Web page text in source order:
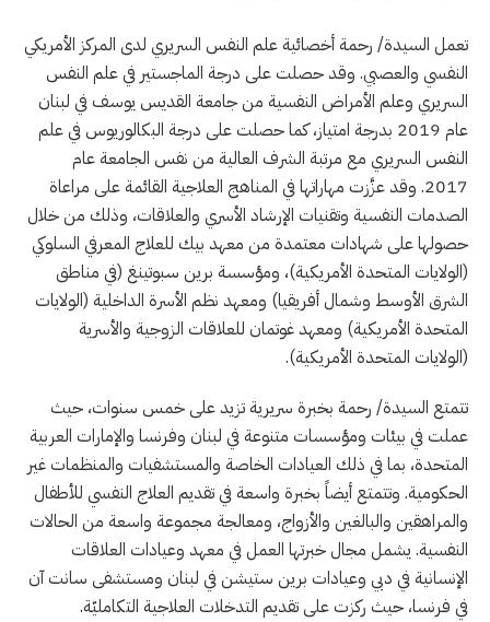
تعمل السيدة/ رحمة أخصائية علم النفس السريري لدى المركز الأمريكي
النفسي والعصبي. وقد حصلت على درجة الماجستير في علم النفس
السريري وعلم الأمراض النفسية من جامعة القديس يوسف في لبنان
عام 2019 بدرجة امتياز، كما حصلت على درجة البكالوريوس في علم
النفس السريري مع مرتبة الشرف العالية من نفس الجامعة عام
2017. وقد عزَّزت مهاراتها في المناهج العلاجية القائمة على مراعاة
الصدمات النفسية وتقنيات الإرشاد الأسري والعلاقات، وذلك من خلال
حصولها على شهادات معتمدة من معهد بيك للعلاج المعرفي السلوكي
(الولايات المتحدة الأمريكية)، ومؤسسة برين سبوتينغ (في مناطق
الشرق الأوسط وشمال أفريقيا) ومعهد نظم الأسرة الداخلية (الولايات
المتحدة الأمريكية) ومعهد غوتمان للعلاقات الزوجية والأسرية
(الولايات المتحدة الأمريكية).
تتمتع السيدة/ رحمة بخبرة سريرية تزيد على خمس سنوات، حيث
عملت في بيئات ومؤسسات متنوعة في لبنان وفرنسا والإمارات العربية
المتحدة، بما في ذلك العيادات الخاصة والمستشفيات والمنظمات غير
الحكومية. وتتمتع أيضاً بخبرة واسعة في تقديم العلاج النفسي للأطفال
والمراهقين والبالغين والأزواج، ومعالجة مجموعة واسعة من الحالات
النفسية. يشمل مجال خبرتها العمل في معهد وعيادات العلاقات
الإنسانية في دبي وعيادات برين ستيشن في لبنان ومستشفى سانت آن
في فرنسا، حيث ركزت على تقديم التدخلات العلاجية التكامليّة.